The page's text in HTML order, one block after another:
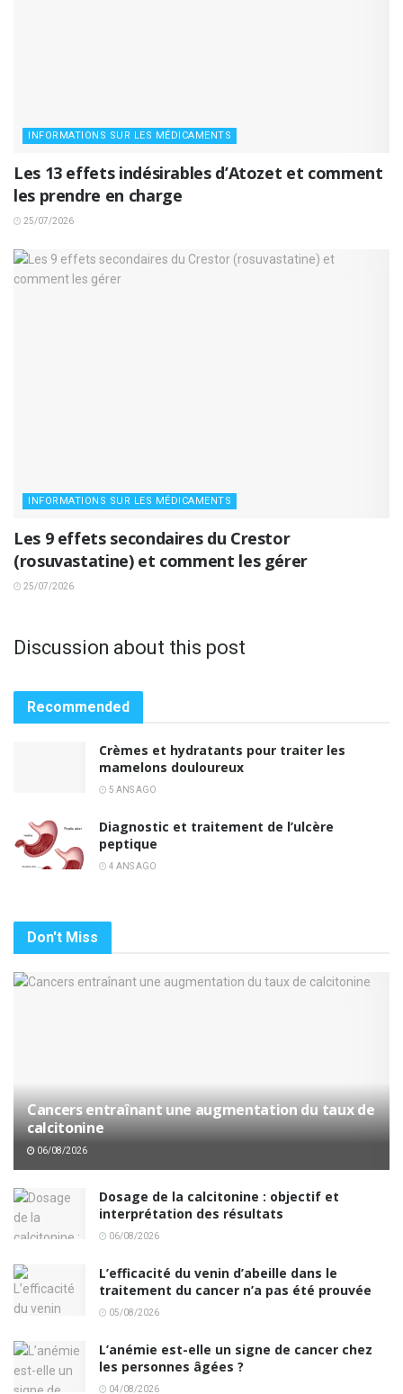
INFORMATIONS SUR LES MÉDICAMENTS
Les 13 effets indésirables d’Atozet et comment
les prendre en charge
25/07/2026
INFORMATIONS SUR LES MÉDICAMENTS
Les 9 effets secondaires du Crestor
(rosuvastatine) et comment les gérer
25/07/2026
Discussion about this post
Recommended
Crèmes et hydratants pour traiter les
mamelons douloureux
5 ANS AGO
Diagnostic et traitement de l’ulcère
peptique
4 ANS AGO
Don't Miss
Cancers entraînant une augmentation du taux de
calcitonine
06/08/2026
Dosage de la calcitonine : objectif et
interprétation des résultats
06/08/2026
L’efficacité du venin d’abeille dans le
traitement du cancer n’a pas été prouvée
05/08/2026
L’anémie est-elle un signe de cancer chez
les personnes âgées ?
04/08/2026